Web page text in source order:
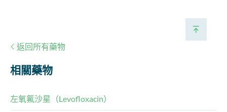
返回所有藥物
相關藥物
左氧氟沙星（Levofloxacin）